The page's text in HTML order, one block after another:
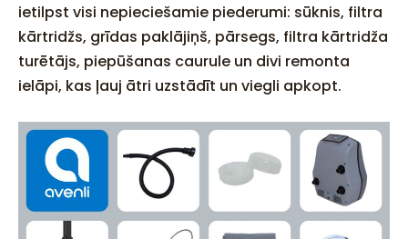
ietilpst visi nepieciešamie piederumi: sūknis, filtra
kārtridžs, grīdas paklājiņš, pārsegs, filtra kārtridža
turētājs, piepūšanas caurule un divi remonta
ielāpi, kas ļauj ātri uzstādīt un viegli apkopt.